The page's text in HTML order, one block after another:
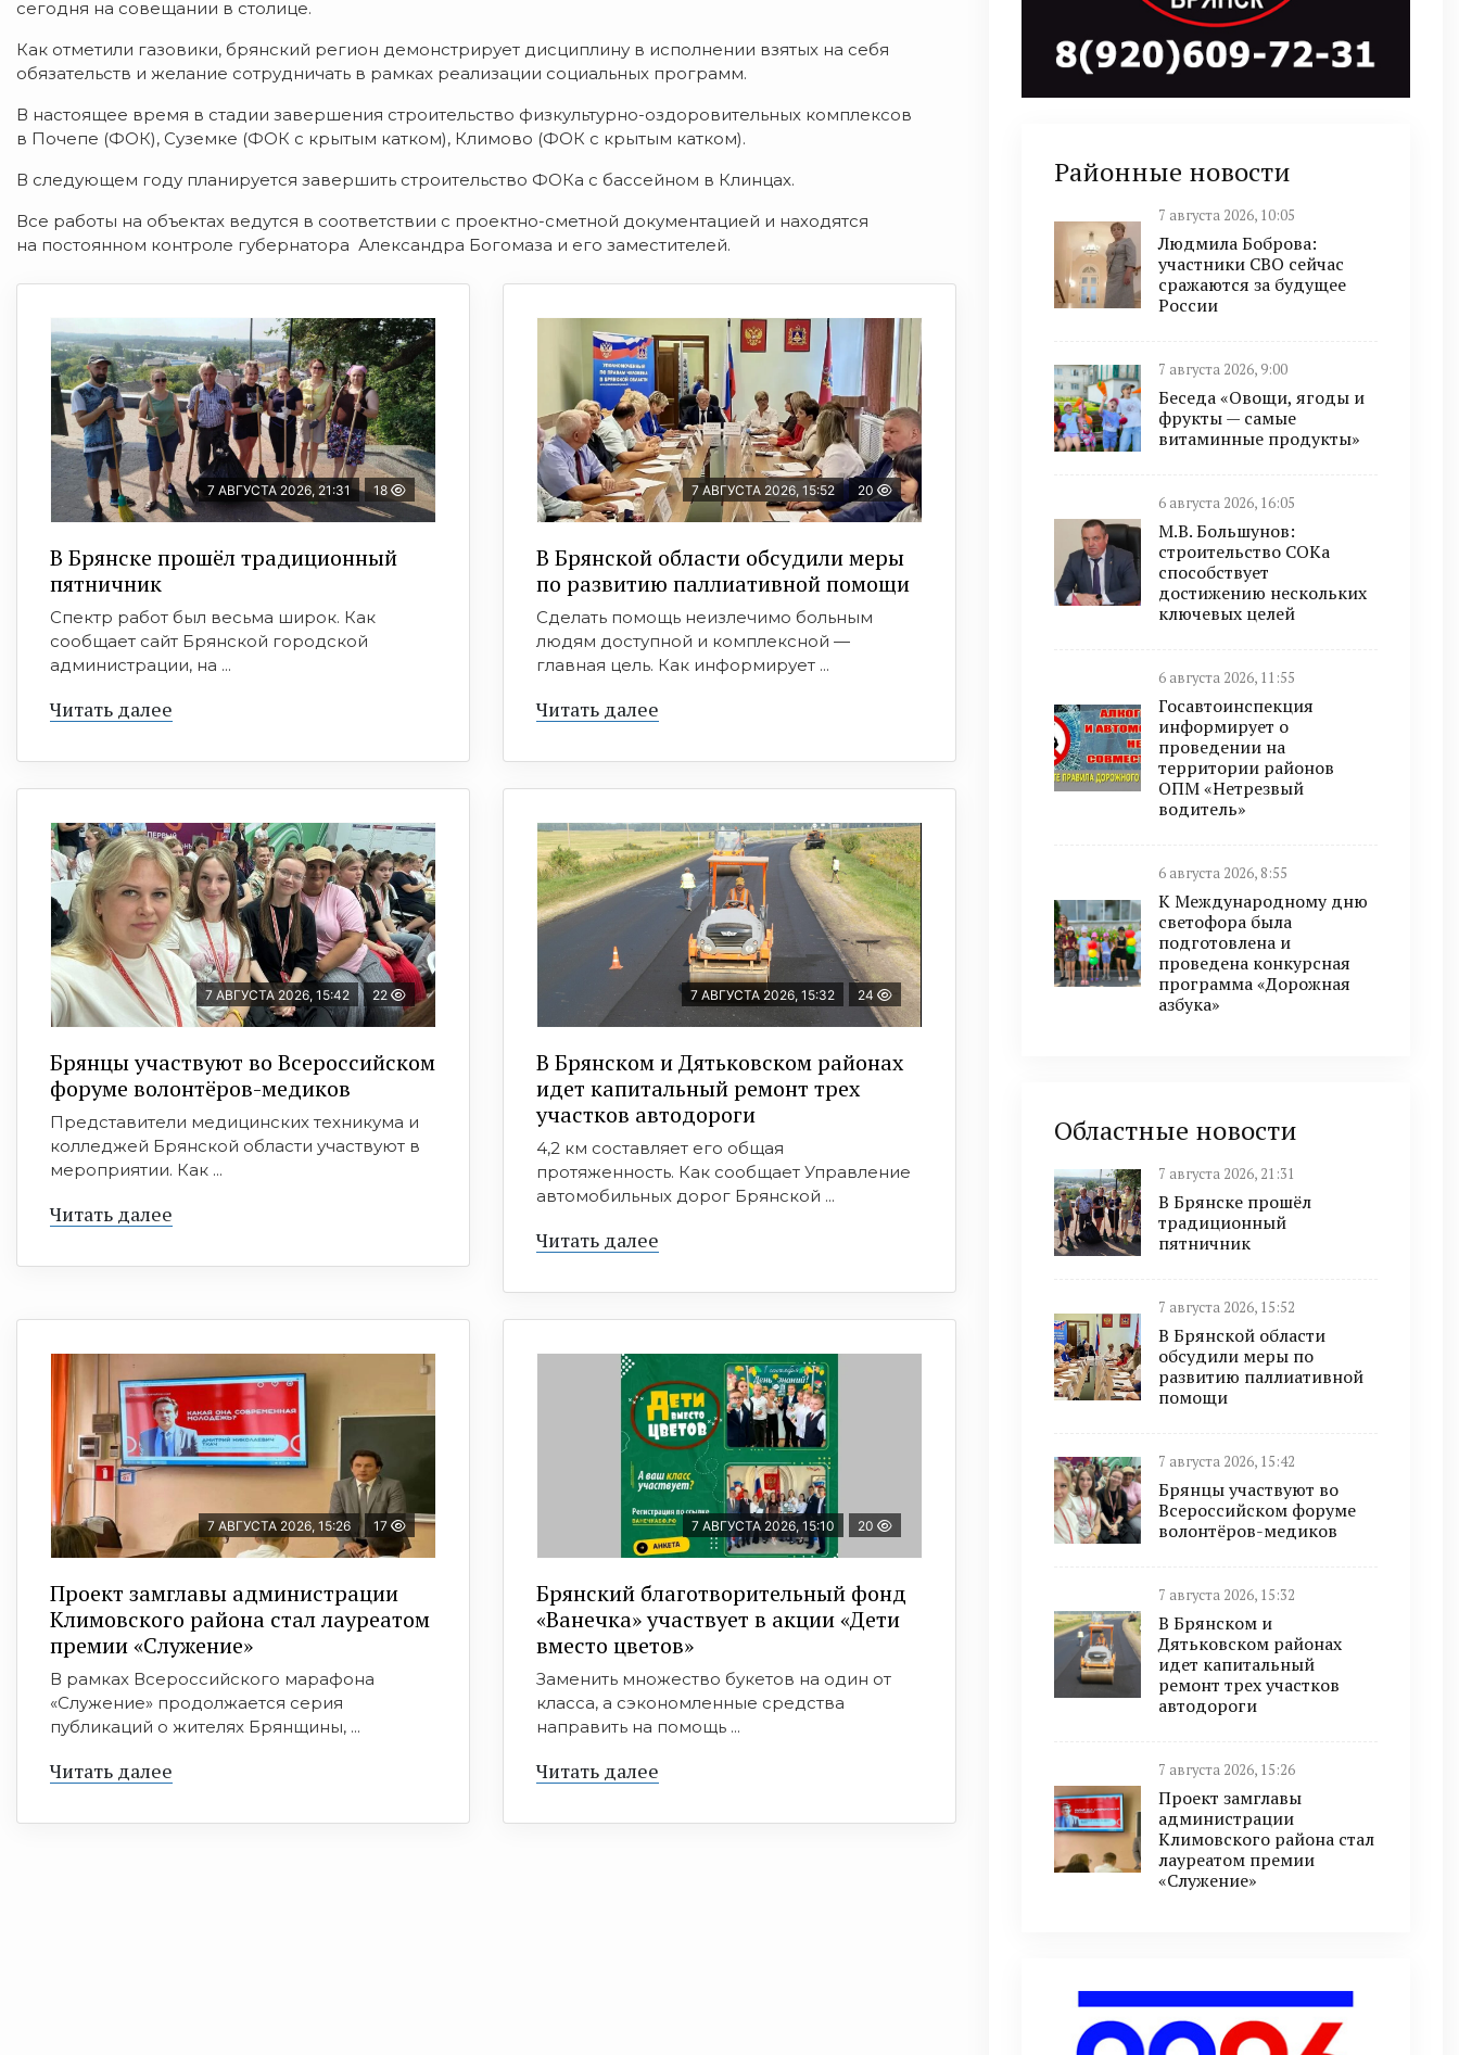
сегодня на совещании в столице.
Как отметили газовики, брянский регион демонстрирует дисциплину в исполнении взятых на себя
обязательств и желание сотрудничать в рамках реализации социальных программ.
В настоящее время в стадии завершения строительство физкультурно-оздоровительных комплексов
в Почепе (ФОК), Суземке (ФОК с крытым катком), Климово (ФОК с крытым катком).
В следующем году планируется завершить строительство ФОКа с бассейном в Клинцах.
Все работы на объектах ведутся в соответствии с проектно-сметной документацией и находятся
на постоянном контроле губернатора Александра Богомаза и его заместителей.
7 АВГУСТА 2026, 21:31 18
В Брянске прошёл традиционный
пятничник
Спектр работ был весьма широк. Как
сообщает сайт Брянской городской
администрации, на ...
Читать далее
7 АВГУСТА 2026, 15:52 20
В Брянской области обсудили меры
по развитию паллиативной помощи
Сделать помощь неизлечимо больным
людям доступной и комплексной —
главная цель. Как информирует ...
Читать далее
7 АВГУСТА 2026, 15:42 22
Брянцы участвуют во Всероссийском
форуме волонтёров-медиков
Представители медицинских техникума и
колледжей Брянской области участвуют в
мероприятии. Как ...
Читать далее
7 АВГУСТА 2026, 15:32 24
В Брянском и Дятьковском районах
идет капитальный ремонт трех
участков автодороги
4,2 км составляет его общая
протяженность. Как сообщает Управление
автомобильных дорог Брянской ...
Читать далее
7 АВГУСТА 2026, 15:26 17
Проект замглавы администрации
Климовского района стал лауреатом
премии «Служение»
В рамках Всероссийского марафона
«Служение» продолжается серия
публикаций о жителях Брянщины, ...
Читать далее
7 АВГУСТА 2026, 15:10 20
Брянский благотворительный фонд
«Ванечка» участвует в акции «Дети
вместо цветов»
Заменить множество букетов на один от
класса, а сэкономленные средства
направить на помощь ...
Читать далее
Районные новости
7 августа 2026, 10:05
Людмила Боброва:
участники СВО сейчас
сражаются за будущее
России
7 августа 2026, 9:00
Беседа «Овощи, ягоды и
фрукты — самые
витаминные продукты»
6 августа 2026, 16:05
М.В. Большунов:
строительство СОКа
способствует
достижению нескольких
ключевых целей
6 августа 2026, 11:55
Госавтоинспекция
информирует о
проведении на
территории районов
ОПМ «Нетрезвый
водитель»
6 августа 2026, 8:55
К Международному дню
светофора была
подготовлена и
проведена конкурсная
программа «Дорожная
азбука»
Областные новости
7 августа 2026, 21:31
В Брянске прошёл
традиционный
пятничник
7 августа 2026, 15:52
В Брянской области
обсудили меры по
развитию паллиативной
помощи
7 августа 2026, 15:42
Брянцы участвуют во
Всероссийском форуме
волонтёров-медиков
7 августа 2026, 15:32
В Брянском и
Дятьковском районах
идет капитальный
ремонт трех участков
автодороги
7 августа 2026, 15:26
Проект замглавы
администрации
Климовского района стал
лауреатом премии
«Служение»